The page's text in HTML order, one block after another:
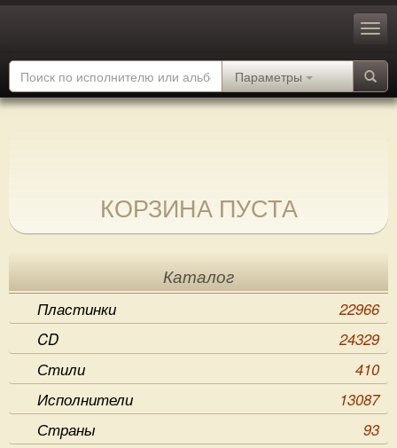
Параметры
КОРЗИНА ПУСТА
Каталог
Пластинки
22966
CD
24329
Стили
410
Исполнители
13087
Страны
93